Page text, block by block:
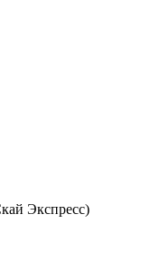
Экспресс)